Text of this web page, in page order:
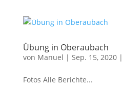
Übung in Oberaubach
von Manuel | Sep. 15, 2020|
Fotos Alle Berichte...